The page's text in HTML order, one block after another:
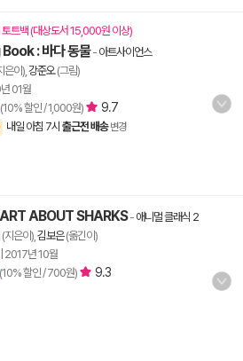
토트백 (대상도서 15,000원 이상)
: 바다 동물- 아트사이언스
은이), 강준오(그림)
01월
할인 / 1,000원) 9.7
내일 아침 7시 출근전 배송 변경
ABOUT SHARKS- 애니멀 클래식 2
(지은이), 김보은(옮긴이)
2017년 10월
할인 / 700원)
9.3